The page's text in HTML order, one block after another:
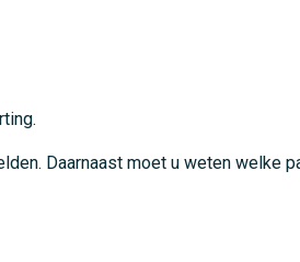
Daarnaast moet u weten welke